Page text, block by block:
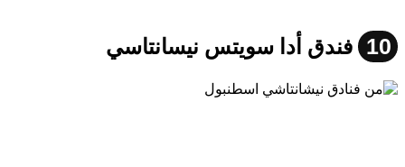
10 فندق أدا سويتس نيسانتاسي